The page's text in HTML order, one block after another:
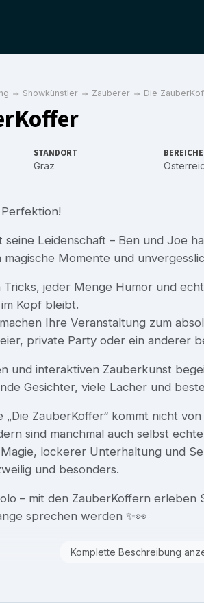
Showkünstler Zauberer Die
STANDORT
Graz
BEREICHE
Leidenschaft – Ben und Joe
Momente und
jeder Menge Humor und
Kopf bleibt.
Ihre Veranstaltung zum
private Party oder ein anderer
und interaktiven Zauberkunst
Gesichter, viele Lacher und
„Die ZauberKoffer“ kommt nicht
sind manchmal auch selbst echte
lockerer Unterhaltung und
und besonders.
– mit den ZauberKoffern erleben
sprechen werden ✨👀
Komplette Beschreibung